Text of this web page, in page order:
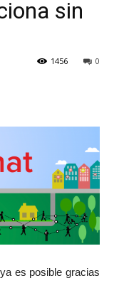
sin
0
1456
es posible gracias